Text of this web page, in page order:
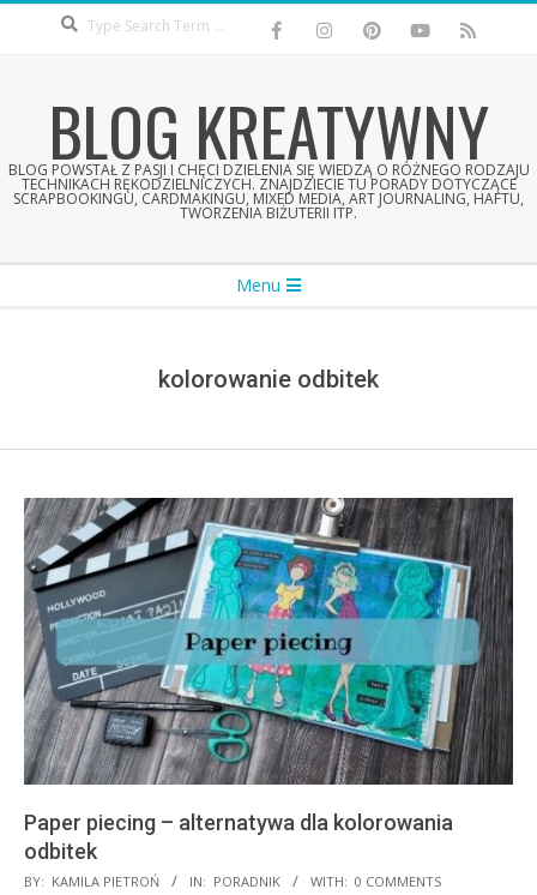
BLOG KREATYWNY
BLOG POWSTAŁ Z PASJI I CHĘCI DZIELENIA SIĘ WIEDZĄ O RÓŻNEGO RODZAJU
TECHNIKACH RĘKODZIELNICZYCH. ZNAJDZIECIE TU PORADY DOTYCZĄCE
SCRAPBOOKINGU, CARDMAKINGU, MIXED MEDIA, ART JOURNALING, HAFTU,
TWORZENIA BIŻUTERII ITP.
Menu
kolorowanie odbitek
Paper piecing – alternatywa dla kolorowania
odbitek
2021-
BY: KAMILA PIETROŃ IN: PORADNIK WITH: 0 COMMENTS